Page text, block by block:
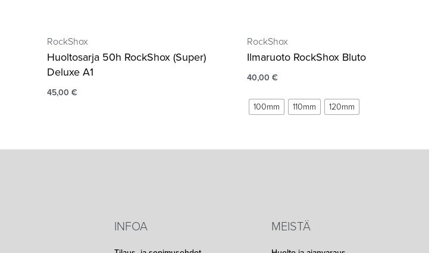
RockShox
Huoltosarja 50h RockShox (Super)
Deluxe A1
45,00 €
RockShox
Ilmaruoto RockShox Bluto
40,00 €
100mm 110mm 120mm
INFOA MEISTÄ